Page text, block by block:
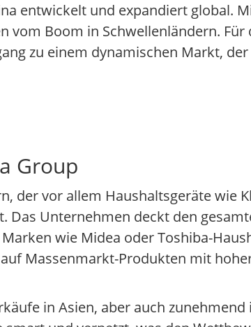
entwickelt und expandiert global.
Boom in Schwellenländern. Für
zu einem dynamischen Markt,
Group
der vor allem Haushaltsgeräte wie
Das Unternehmen deckt den
wie Midea oder Toshiba-
Massenmarkt-Produkten mit
in Asien, aber auch